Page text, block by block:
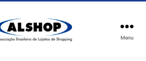
Menu